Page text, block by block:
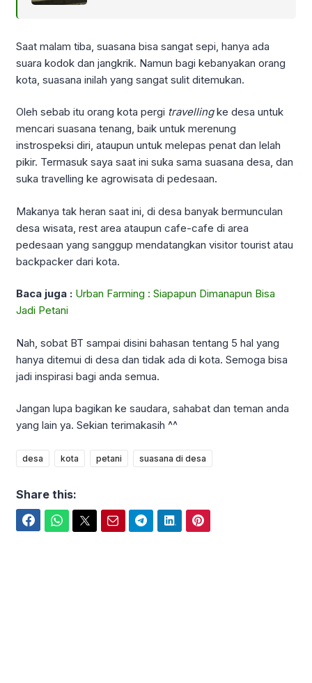
Saat malam tiba, suasana bisa sangat sepi, hanya ada
suara kodok dan jangkrik. Namun bagi kebanyakan orang
kota, suasana inilah yang sangat sulit ditemukan.
Oleh sebab itu orang kota pergi travellingke desa untuk
mencari suasana tenang, baik untuk merenung
instrospeksi diri, ataupun untuk melepas penat dan lelah
pikir. Termasuk saya saat ini suka sama suasana desa, dan
suka travelling ke agrowisata di pedesaan.
Makanya tak heran saat ini, di desa banyak bermunculan
desa wisata, rest area ataupun cafe-cafe di area
pedesaan yang sanggup mendatangkan visitor tourist atau
backpacker dari kota.
Baca juga : Urban Farming : Siapapun Dimanapun Bisa
Jadi Petani
Nah, sobat BT sampai disini bahasan tentang 5 hal yang
hanya ditemui di desa dan tidak ada di kota. Semoga bisa
jadi inspirasi bagi anda semua.
Jangan lupa bagikan ke saudara, sahabat dan teman anda
yang lain ya. Sekian terimakasih ^^
desa kota petani suasana di desa
Share this: